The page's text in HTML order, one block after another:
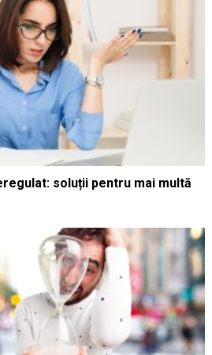
soluții pentru mai multă